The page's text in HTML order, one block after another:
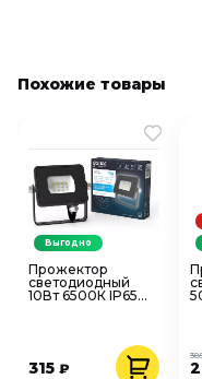
Похожие товары
Прожектор
светодиодный
10Вт 6500К IP65
315 ₽
Выгодно